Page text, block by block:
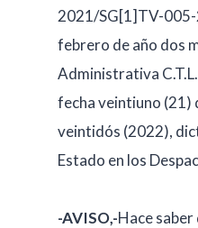
2021/SG[1]TV-005-
febrero de año dos
Administrativa
fecha veintiuno (21)
veintidós (2022),
Estado en los
-AVISO,-Hace saber